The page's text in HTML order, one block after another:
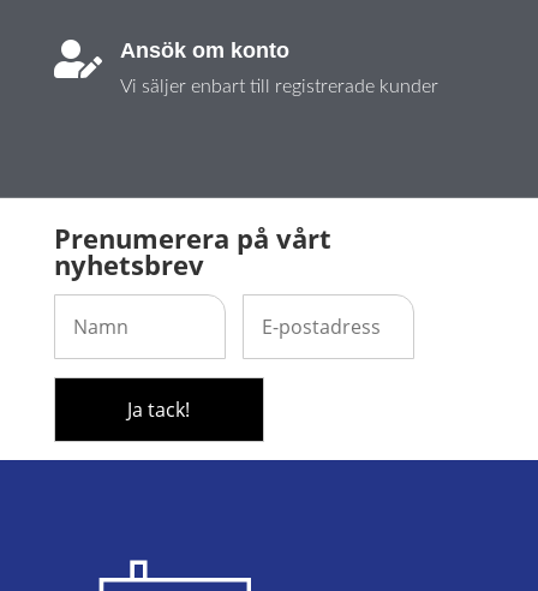
 Ansök om konto
Vi säljer enbart till registrerade kunder
Prenumerera på vårt
nyhetsbrev